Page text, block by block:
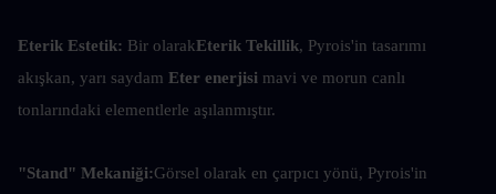
Eterik Estetik: Bir olarakEterik Tekillik, Pyrois'in tasarımı
akışkan, yarı saydam Eter enerjisi mavi ve morun canlı
tonlarındaki elementlerle aşılanmıştır.
"Stand" Mekaniği:Görsel olarak en çarpıcı yönü, Pyrois'in